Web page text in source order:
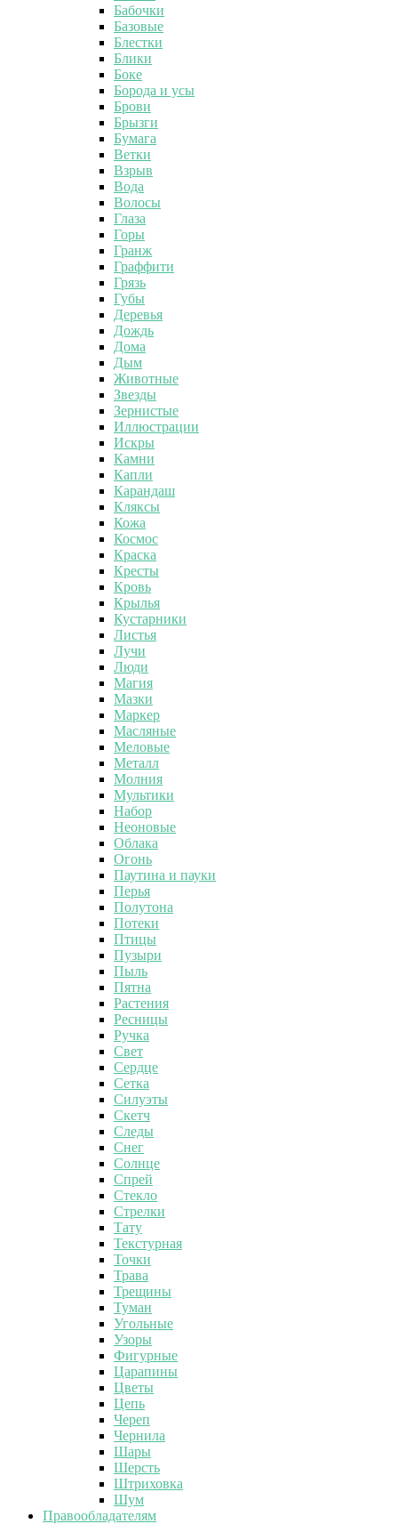
Бабочки
Базовые
Блестки
Блики
Боке
Борода и усы
Брови
Брызги
Бумага
Ветки
Взрыв
Вода
Волосы
Глаза
Горы
Гранж
Граффити
Грязь
Губы
Деревья
Дождь
Дома
Дым
Животные
Звезды
Зернистые
Иллюстрации
Искры
Камни
Капли
Карандаш
Кляксы
Кожа
Космос
Краска
Кресты
Кровь
Крылья
Кустарники
Листья
Лучи
Люди
Магия
Мазки
Маркер
Масляные
Меловые
Металл
Молния
Мультики
Набор
Неоновые
Облака
Огонь
Паутина и пауки
Перья
Полутона
Потеки
Птицы
Пузыри
Пыль
Пятна
Растения
Ресницы
Ручка
Свет
Сердце
Сетка
Силуэты
Скетч
Следы
Снег
Солнце
Спрей
Стекло
Стрелки
Тату
Текстурная
Точки
Трава
Трещины
Туман
Угольные
Узоры
Фигурные
Царапины
Цветы
Цепь
Череп
Чернила
Шары
Шерсть
Штриховка
Шум
Правообладателям